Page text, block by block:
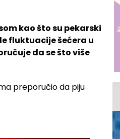
kao što su pekarski
fluktuacije šećera u
da se što više
preporučio da piju